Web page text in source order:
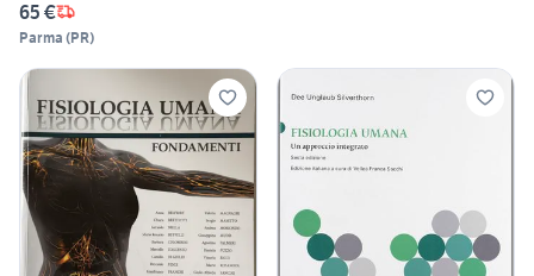
65 €
Parma (PR)